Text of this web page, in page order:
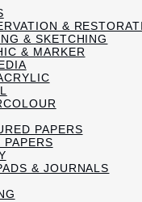
&
& SKETCHING
& MARKER
PAPERS
& JOURNALS